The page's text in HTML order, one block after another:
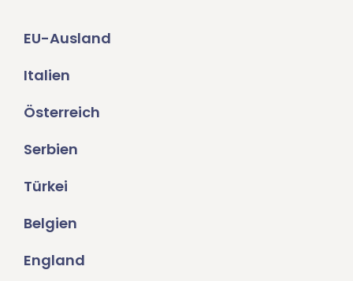
EU-Ausland
Italien
Österreich
Serbien
Türkei
Belgien
England